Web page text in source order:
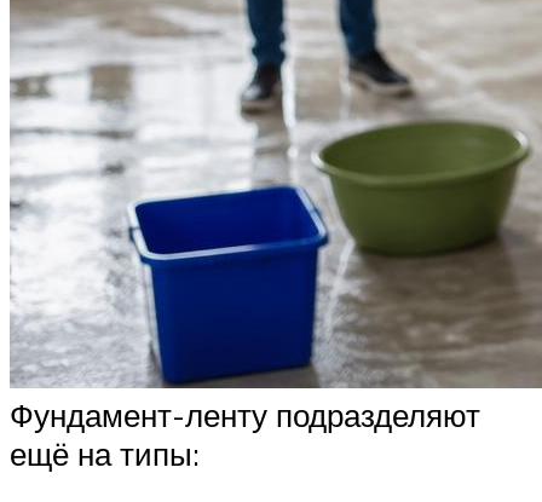
Фундамент-ленту подразделяют
ещё на типы: